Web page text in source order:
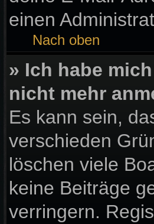
einen
Nach oben
» Ich habe
nicht mehr
Es kann sein,
verschieden
löschen viele
keine Beiträge
verringern.